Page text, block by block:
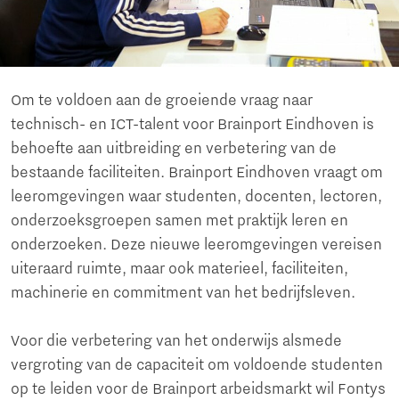
Om te voldoen aan de groeiende vraag naar
technisch- en ICT-talent voor Brainport Eindhoven is
behoefte aan uitbreiding en verbetering van de
bestaande faciliteiten. Brainport Eindhoven vraagt om
leeromgevingen waar studenten, docenten, lectoren,
onderzoeksgroepen samen met praktijk leren en
onderzoeken. Deze nieuwe leeromgevingen vereisen
uiteraard ruimte, maar ook materieel, faciliteiten,
machinerie en commitment van het bedrijfsleven.
Voor die verbetering van het onderwijs alsmede
vergroting van de capaciteit om voldoende studenten
op te leiden voor de Brainport arbeidsmarkt wil Fontys